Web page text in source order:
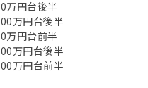
万円台後半
万円台後半
万円台前半
万円台後半
万円台前半